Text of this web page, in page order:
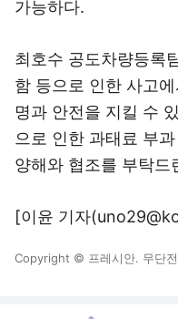
가능하다.
최호수 공도차량등록
함 등으로 인한 사고
명과 안전을 지킬 수
으로 인한 과태료 부
양해와 협조를 부탁드
[이윤 기자
Copyright © 프레시안. 무단